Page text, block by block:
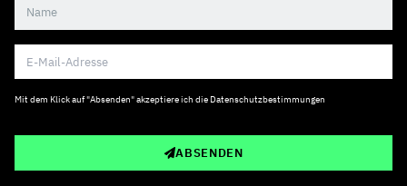
Mit dem Klick auf "Absenden" akzeptiere ich die Datenschutzbestimmungen
ABSENDEN